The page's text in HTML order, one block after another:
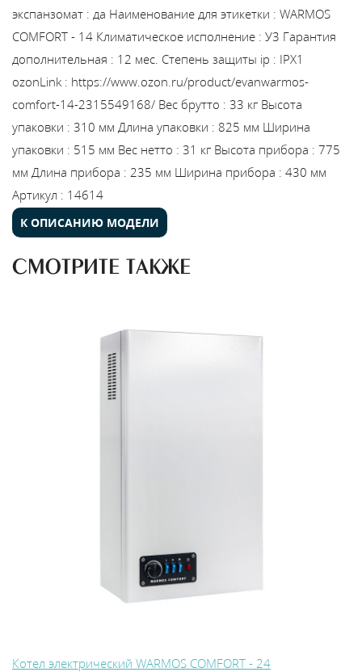
экспанзомат : да Наименование для этикетки : WARMOS
COMFORT - 14 Климатическое исполнение : У3 Гарантия
дополнительная : 12 мес. Степень защиты ip : IPX1
ozonLink : https://www.ozon.ru/product/evanwarmos-
comfort-14-2315549168/ Вес брутто : 33 кг Высота
упаковки : 310 мм Длина упаковки : 825 мм Ширина
упаковки : 515 мм Вес нетто : 31 кг Высота прибора : 775
мм Длина прибора : 235 мм Ширина прибора : 430 мм
Артикул : 14614
К ОПИСАНИЮ МОДЕЛИ
СМОТРИТЕ ТАКЖЕ
Котел электрический WARMOS COMFORT - 24